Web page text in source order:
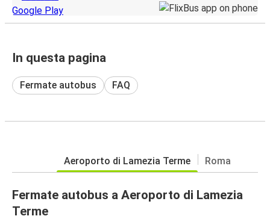
In questa pagina
Fermate autobus FAQ
Aeroporto di Lamezia Terme Roma
Fermate autobus a Aeroporto di Lamezia
Terme